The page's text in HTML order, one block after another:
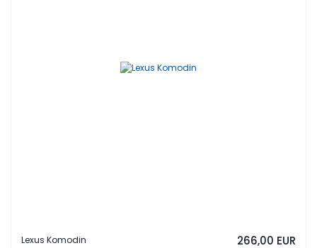
Lexus Komodin 266,00 EUR